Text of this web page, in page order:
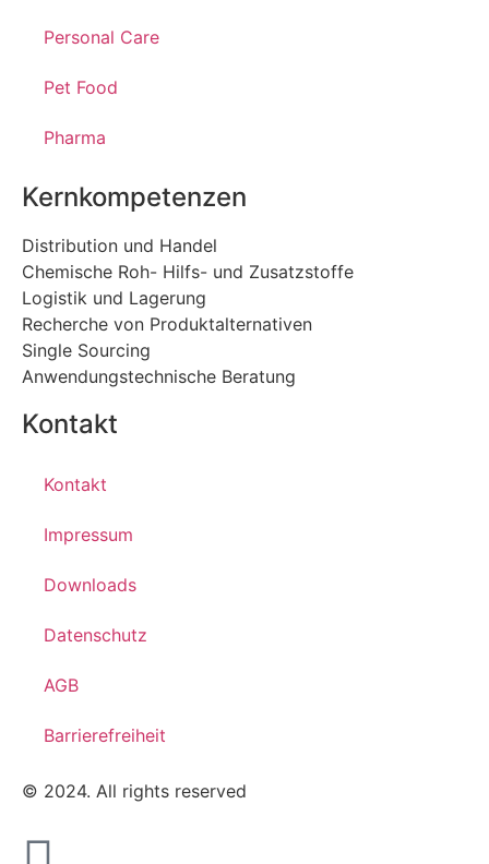
Personal Care
Pet Food
Pharma
Kernkompetenzen
Distribution und Handel
Chemische Roh- Hilfs- und Zusatzstoffe
Logistik und Lagerung
Recherche von Produktalternativen
Single Sourcing
Anwendungstechnische Beratung
Kontakt
Kontakt
Impressum
Downloads
Datenschutz
AGB
Barrierefreiheit
© 2024. All rights reserved